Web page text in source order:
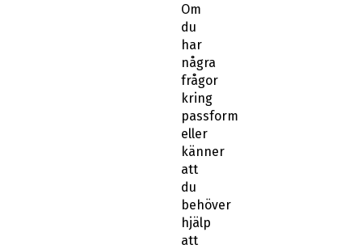
Om
du
har
några
frågor
kring
passform
eller
känner
att
du
behöver
hjälp
att